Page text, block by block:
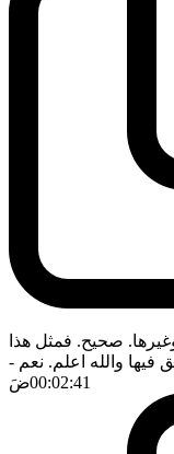
صحيح. فمثل هذا
فيها والله اعلم. نعم -
00:02:41ضَ